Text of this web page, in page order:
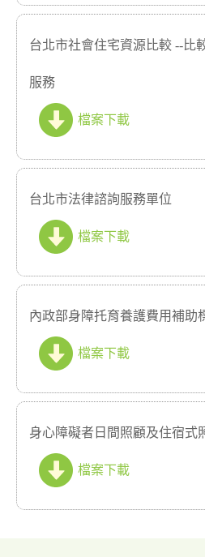
台北市社會住宅資源比較 --比
服務
檔案下載
台北市法律諮詢服務單位
檔案下載
內政部身障托育養護費用補助
檔案下載
身心障礙者日間照顧及住宿式
檔案下載